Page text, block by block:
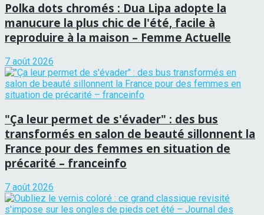
Polka dots chromés : Dua Lipa adopte la
manucure la plus chic de l'été, facile à
reproduire à la maison – Femme Actuelle
7 août 2026
"Ça leur permet de s'évader" : des bus
transformés en salon de beauté sillonnent la
France pour des femmes en situation de
précarité – franceinfo
7 août 2026